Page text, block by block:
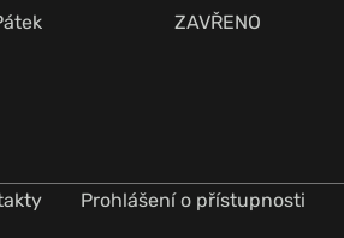
ZAVŘENO
Prohlášení o přístupnosti